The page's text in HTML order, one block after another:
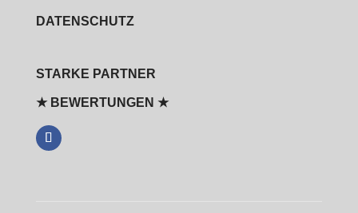
DATENSCHUTZ
STARKE PARTNER
★ BEWERTUNGEN ★